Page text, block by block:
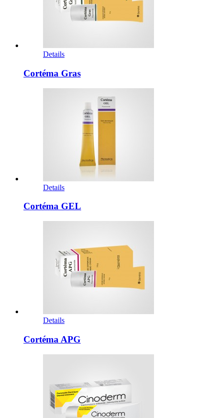
Details
Cortéma Gras
Details
Cortéma GEL
Details
Cortéma APG